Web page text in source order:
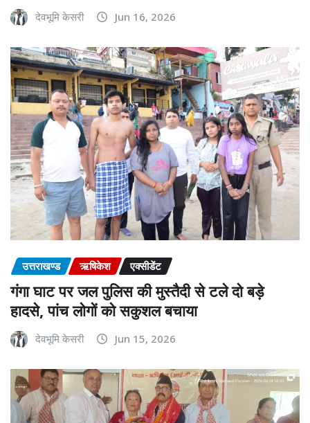
देवभूमि केसरी Jun 16, 2026
उत्तराखण्ड ऋषिकेश एक्सीडेंट
गंगा घाट पर जल पुलिस की मुस्तैदी से टले दो बड़े
हादसे, पांच लोगों को सकुशल बचाया
देवभूमि केसरी Jun 15, 2026